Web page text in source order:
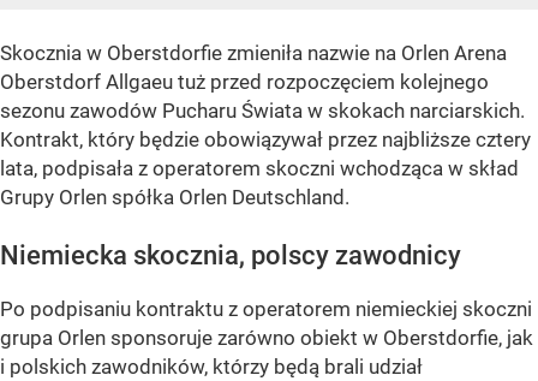
Skocznia w Oberstdorfie zmieniła nazwie na Orlen Arena
Oberstdorf Allgaeu tuż przed rozpoczęciem kolejnego
sezonu zawodów Pucharu Świata w skokach narciarskich.
Kontrakt, który będzie obowiązywał przez najbliższe cztery
lata, podpisała z operatorem skoczni wchodząca w skład
Grupy Orlen spółka Orlen Deutschland.
Niemiecka skocznia, polscy zawodnicy
Po podpisaniu kontraktu z operatorem niemieckiej skoczni
grupa Orlen sponsoruje zarówno obiekt w Oberstdorfie, jak
i polskich zawodników, którzy będą brali udział